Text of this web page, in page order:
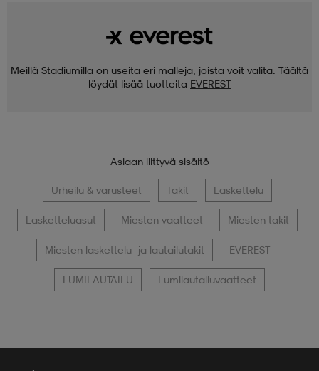
Meillä Stadiumilla on useita eri malleja, joista voit valita. Täältä
löydät lisää tuotteita EVEREST
Asiaan liittyvä sisältö
Urheilu & varusteet Takit Laskettelu
Lasketteluasut Miesten vaatteet Miesten takit
Miesten laskettelu- ja lautailutakit EVEREST
LUMILAUTAILU Lumilautailuvaatteet